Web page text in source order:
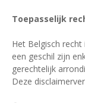
Toepasselijk
Het Belgisch
een geschil zijn
gerechtelijk
Deze